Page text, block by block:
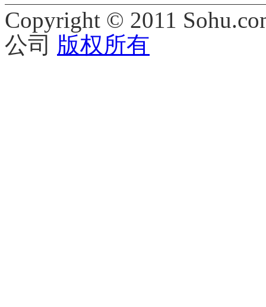
Copyright © 2011
公司 版权所有